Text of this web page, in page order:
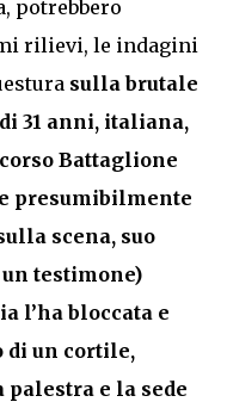
potrebbero
rilievi, le indagini
sulla brutale
31 anni, italiana,
Battaglione
presumibilmente
scena, suo
testimone)
l’ha bloccata e
di un cortile,
palestra e la sede